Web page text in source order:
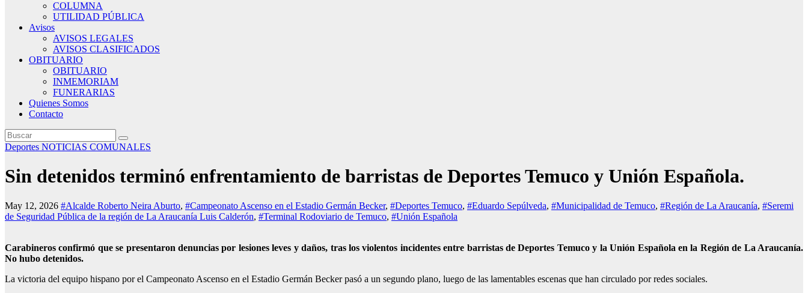
COLUMNA
UTILIDAD PÚBLICA
Avisos
AVISOS LEGALES
AVISOS CLASIFICADOS
OBITUARIO
OBITUARIO
INMEMORIAM
FUNERARIAS
Quienes Somos
Contacto
Deportes NOTICIAS COMUNALES
Sin detenidos terminó enfrentamiento de barristas de Deportes Temuco y Unión Española.
May 12, 2026 #Alcalde Roberto Neira Aburto, #Campeonato Ascenso en el Estadio Germán Becker, #Deportes Temuco, #Eduardo Sepúlveda, #Municipalidad de Temuco, #Región de La Araucanía, #Seremi
de Seguridad Pública de la región de La Araucanía Luis Calderón, #Terminal Rodoviario de Temuco, #Unión Española
Carabineros confirmó que se presentaron denuncias por lesiones leves y daños, tras los violentos incidentes entre barristas de Deportes Temuco y la Unión Española en la Región de La Araucanía.
No hubo detenidos.
La victoria del equipo hispano por el Campeonato Ascenso en el Estadio Germán Becker pasó a un segundo plano, luego de las lamentables escenas que han circulado por redes sociales.